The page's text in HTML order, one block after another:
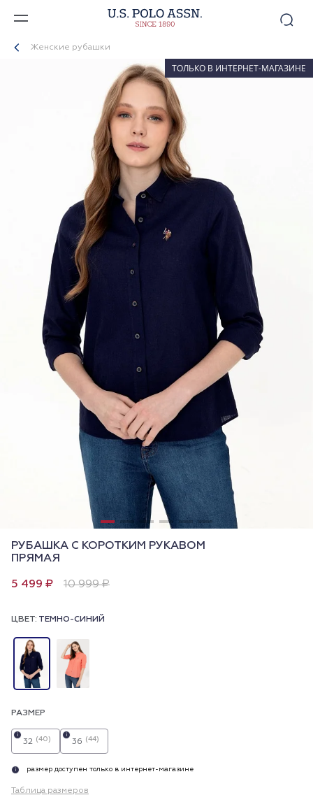
Женские рубашки
ТОЛЬКО В ИНТЕРНЕТ-МАГАЗИНЕ
РУБАШКА С КОРОТКИМ РУКАВОМ
ПРЯМАЯ
5 499 ₽ 10 999 ₽
ЦВЕТ: ТЕМНО-СИНИЙ
РАЗМЕР
32 (40)
i
36 (44)
i
i размер доступен только в интернет-магазине
Таблица размеров